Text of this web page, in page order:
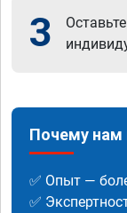
3
Почему нам
✅ Опыт —
✅